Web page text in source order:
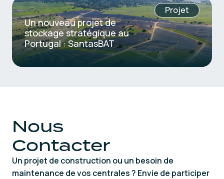
Projet
Un nouveau projet de
stockage stratégique au
Portugal : SantasBAT
Nous
Contacter
Un projet de construction ou un besoin de
maintenance de vos centrales ? Envie de participer